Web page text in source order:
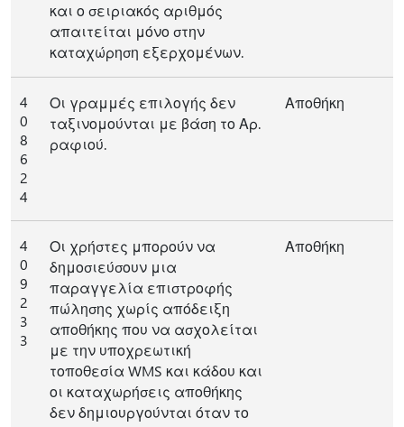
και ο σειριακός αριθμός
απαιτείται μόνο στην
καταχώρηση εξερχομένων.
4
0
8
6
2
4
Οι γραμμές επιλογής δεν
ταξινομούνται με βάση το Αρ.
ραφιού.
Αποθήκη
4
0
9
2
3
3
Οι χρήστες μπορούν να
δημοσιεύσουν μια
παραγγελία επιστροφής
πώλησης χωρίς απόδειξη
αποθήκης που να ασχολείται
με την υποχρεωτική
τοποθεσία WMS και κάδου και
οι καταχωρήσεις αποθήκης
δεν δημιουργούνται όταν το
Αποθήκη